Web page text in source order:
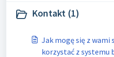
Kontakt (1)
Jak mogę się z
korzystać z systemu